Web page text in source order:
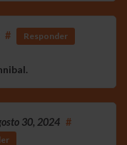
# Responder
30, 2024 #